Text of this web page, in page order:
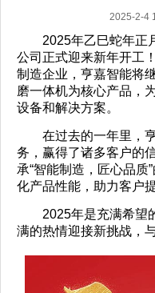
2025-2-4
2025年乙巳蛇年正月
公司正式迎来新年开工
制造企业，亨嘉智能将
磨一体机为核心产品，
设备和解决方案。
在过去的一年里，亨
务，赢得了诸多客户的
承“智能制造，匠心品质
化产品性能，助力客户
2025年是充满希望的
满的热情迎接新挑战，